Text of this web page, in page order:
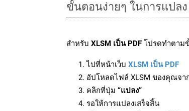
ขั้นตอนง่ายๆ ในการแปล
สำหรับ XLSM เป็น PDF โปรดทำตาม
ไปที่หน้าเว็บ XLSM เป็น PDF
อัปโหลดไฟล์ XLSM ของคุณจ
คลิกที่ปุ่ม “แปลง”
รอให้การแปลงเสร็จสิ้น